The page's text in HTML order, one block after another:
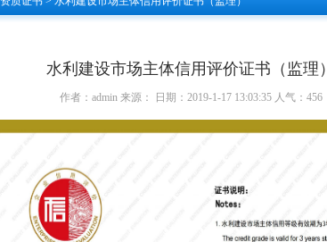
水利建设市场主体信用评价证书（监理）
作者：admin 来源： 日期：2019-1-17 13:03:35 人气： 456